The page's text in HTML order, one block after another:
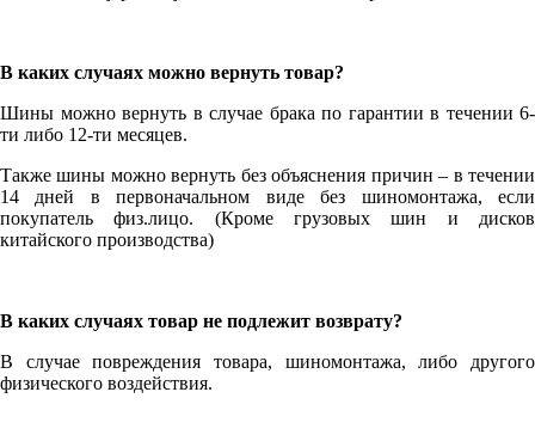
В каких случаях можно вернуть товар?
Шины можно вернуть в случае брака по гарантии в течении 6-
ти либо 12-ти месяцев.
Также шины можно вернуть без объяснения причин – в течении
14 дней в первоначальном виде без шиномонтажа, если
покупатель физ.лицо. (Кроме грузовых шин и дисков
китайского производства)
В каких случаях товар не подлежит возврату?
В случае повреждения товара, шиномонтажа, либо другого
физического воздействия.